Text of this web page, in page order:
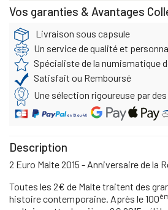
Vos garanties & Avantages
Livraison sous capsule
Un service de qualité et
Spécialiste de la numismatique
Satisfait ou Remboursé
Une sélection rigoureuse par
Description
2 Euro Malte 2015 - Anniversaire de la
Toutes les 2€ de Malte traitent des
histoire contemporaine. Après le 100